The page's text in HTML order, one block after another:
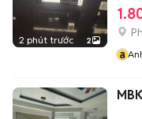
2 phút trước 2
a